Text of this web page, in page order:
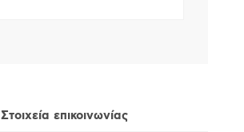
Στοιχεία επικοινωνίας